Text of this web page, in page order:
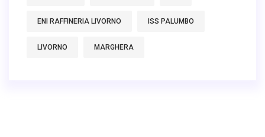
ENI RAFFINERIA LIVORNO ISS PALUMBO
LIVORNO MARGHERA